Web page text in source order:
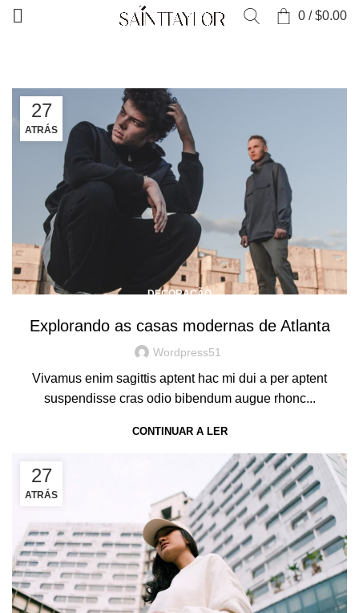
0 / $0.00
27
ATRÁS
DECORAÇÃO
Explorando as casas modernas de Atlanta
Wordpress51
Vivamus enim sagittis aptent hac mi dui a per aptent
suspendisse cras odio bibendum augue rhonc...
CONTINUAR A LER
27
ATRÁS